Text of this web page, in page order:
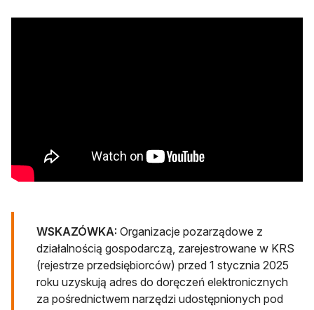
WSKAZÓWKA: Organizacje pozarządowe z
działalnością gospodarczą, zarejestrowane w KRS
(rejestrze przedsiębiorców) przed 1 stycznia 2025
roku uzyskują adres do doręczeń elektronicznych
za pośrednictwem narzędzi udostępnionych pod